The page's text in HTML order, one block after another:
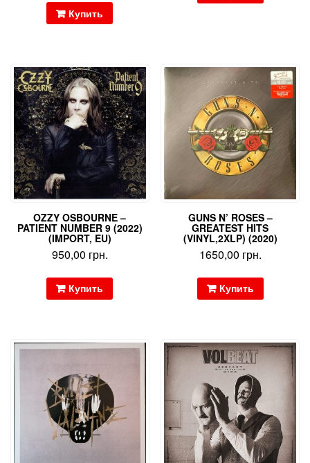
Купить
OZZY OSBOURNE –
PATIENT NUMBER 9 (2022)
(IMPORT, EU)
950,00 грн.
Купить
GUNS N’ ROSES –
GREATEST HITS
(VINYL,2XLP) (2020)
1650,00 грн.
Купить